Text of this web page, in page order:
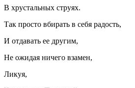
В хрустальных струях.
Так просто вбирать в себя радость,
И отдавать ее другим,
Не ожидая ничего взамен,
Ликуя,